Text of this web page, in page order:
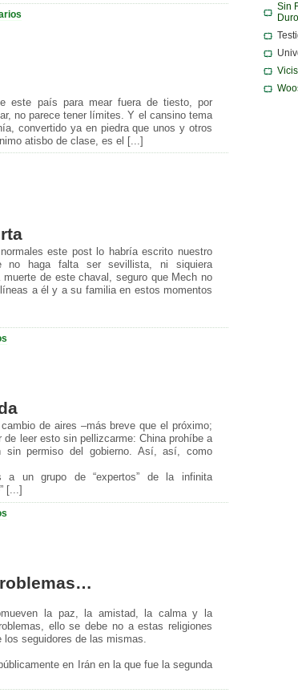
este país para mear fuera de tiesto, por
no parece tener límites. Y el cansino tema
convertido ya en piedra que unos y otros
atisbo de clase, es el [...]
este post lo habría escrito nuestro
no haga falta ser sevillista, ni siquiera
de este chaval, seguro que Mech no
a él y a su familia en estos momentos
de aires –más breve que el próximo;
de leer esto sin pellizcarme: China prohíbe a
sin permiso del gobierno. Así, así, como
a un grupo de “expertos” de la infinita
[...]
la paz, la amistad, la calma y la
ello se debe no a estas religiones
seguidores de las mismas.
en Irán en la que fue la segunda
Sin
Duro